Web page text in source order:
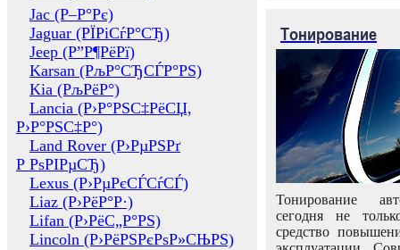
Jac (Р–Р°Рє)
Jaguar (РЇРіСѓР°СЂ)
Jeep (Р”Р¶РёРї)
Karsan (РљР°СЂСЃР°РЅ)
Kia (РљРёР°)
Lancia (Р›Р°РЅС‡РёСЏ,
Р›Р°РЅС‡Р°)
Land Rover (Р›РµРЅРґ
Р РѕРІРµСЂ)
Lexus (Р›РµРєСЃСѓСЃ)
Liaz (Р›РёР°Р·)
Lifan (Р›РёС„Р°РЅ)
Lincoln (Р›РёРЅРєРѕР»СЊРЅ)
Тонирование
Тонирование
сегодня не
средство